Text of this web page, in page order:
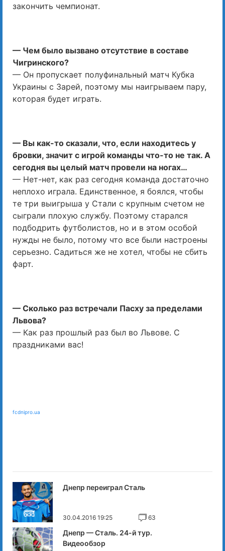
закончить чемпионат.
— Чем было вызвано отсутствие в составе
Чигринского?
— Он пропускает полуфинальный матч Кубка
Украины с Зарей, поэтому мы наигрываем пару,
которая будет играть.
— Вы как-то сказали, что, если находитесь у
бровки, значит с игрой команды что-то не так. А
сегодня вы целый матч провели на ногах…
— Нет-нет, как раз сегодня команда достаточно
неплохо играла. Единственное, я боялся, чтобы
те три выигрыша у Стали с крупным счетом не
сыграли плохую службу. Поэтому старался
подбодрить футболистов, но и в этом особой
нужды не было, потому что все были настроены
серьезно. Садиться же не хотел, чтобы не сбить
фарт.
— Сколько раз встречали Пасху за пределами
Львова?
— Как раз прошлый раз был во Львове. С
праздниками вас!
fcdnipro.ua
Днепр переиграл Сталь
30.04.2016 19:25 63
Днепр — Сталь. 24-й тур.
Видеообзор